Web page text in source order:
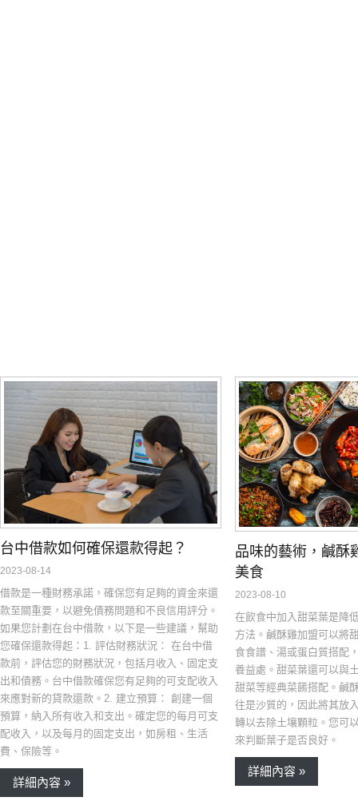
台中借款如何確保還款得起？
2023-08-14
借款是一種財務承諾，確保您有足夠的資金來還
款至關重要，以避免債務問題和不良信用評分。
如果您計劃在台中借款，以下是一些建議，幫助
您確保還款得起：1. 評估財務狀況： 在台中借
款前，評估您的財務狀況，包括月收入、固定支
出和債務。台中借款確保您有足夠的可支配收入
來應對新的貸款還款。2. 建立預算： 創建一個
預算，納入所有收入和支出。確定您的每月可支
配收入，以及每月的固定支出，如房租、生活
費、保險等。
詳細內容 »
品味的藝術，鹹酥
美食
2023-08-10
在飲食中加入甜菜葉是降
方法。鹹酥雞加盟可以將
食食譜、湯或蛋白質搭配
養益處。甜菜葉還可以與
甜菜等經典菜餚搭配。鹹
往是沙質的，因此將其放
轉以去除土壤顆粒。您可
來判斷葉子是否良好。
詳細內容 »